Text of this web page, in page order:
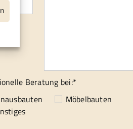
Beratung bei:*
Möbelbauten